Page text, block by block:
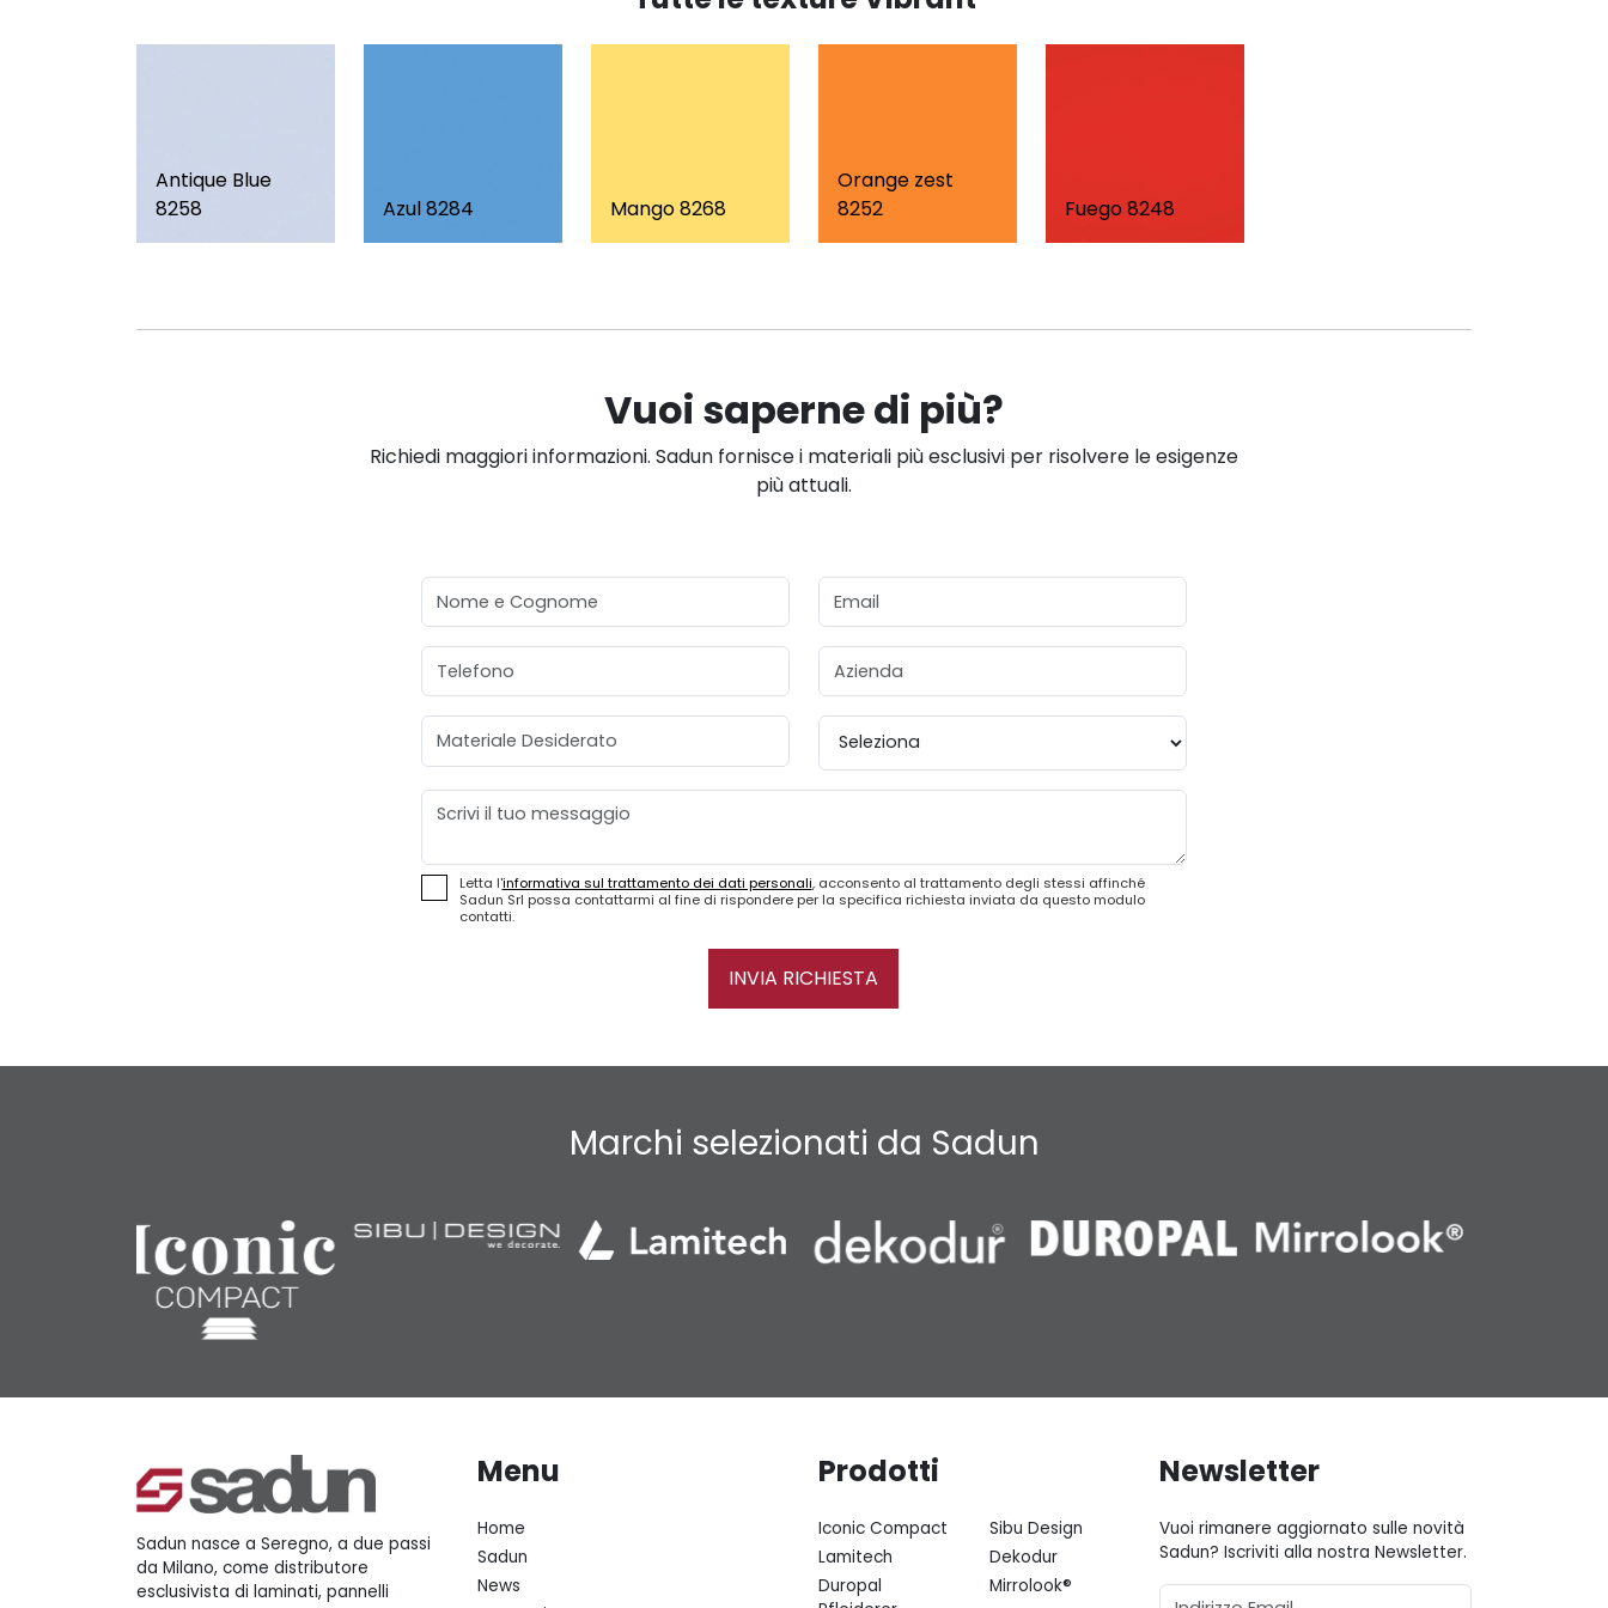
Antique Blue
8258
Azul 8284 Mango 8268
Orange zest
8252
Fuego 8248
Vuoi saperne di più?
Richiedi maggiori informazioni. Sadun fornisce i materiali più esclusivi per risolvere le esigenze
più attuali.
Nome e Cognome Email
Telefono Azienda
Materiale Desiderato Provincia
Messaggio
Letta l'informativa sul trattamento dei dati personali, acconsento al trattamento degli stessi affinché
Sadun Srl possa contattarmi al fine di rispondere per la specifica richiesta inviata da questo modulo
contatti.
INVIA RICHIESTA
Marchi selezionati da Sadun
Sadun nasce a Seregno, a due passi
da Milano, come distributore
esclusivista di laminati, pannelli
Menu
Home
Sadun
News
Prodotti
Iconic Compact
Sibu Design
Lamitech
Dekodur
Duropal
Mirrolook®
Newsletter
Vuoi rimanere aggiornato sulle novità
Sadun? Iscriviti alla nostra Newsletter.
Email